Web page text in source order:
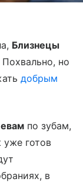
Близнецы
но
добрым
по зубам,
уже готов
в